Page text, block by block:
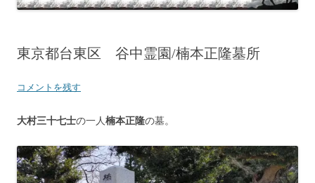
東京都台東区 谷中霊園/楠本正隆墓所
コメントを残す
大村三十七士の一人楠本正隆の墓。